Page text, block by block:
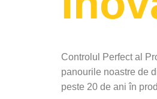
Controlul Perfect al
panourile noastre de
peste 20 de ani în